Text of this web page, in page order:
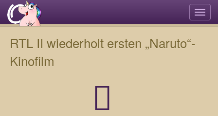
RTL II wiederholt ersten „Naruto“-
Kinofilm